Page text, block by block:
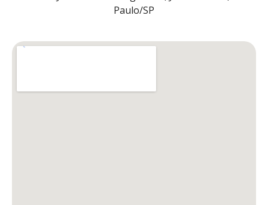
Paulo/SP